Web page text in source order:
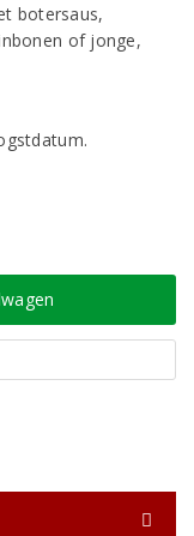
botersaus,
of jonge,